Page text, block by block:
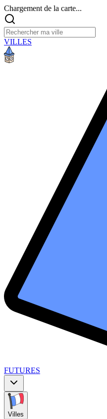
Chargement de la carte...
VILLES
FUTURES
Villes